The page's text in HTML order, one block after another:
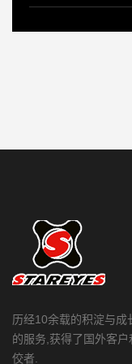
历经10余载的积淀与成
的服务,获得了国外客
佼者.